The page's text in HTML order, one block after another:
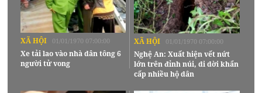
XÃ HỘI 01/01/1970 07:00:00
Xe tải lao vào nhà dân tông 6
người tử vong
XÃ HỘI 01/01/1970 07:00:00
Nghệ An: Xuất hiện vết nứt
lớn trên đỉnh núi, di dời khẩn
cấp nhiều hộ dân